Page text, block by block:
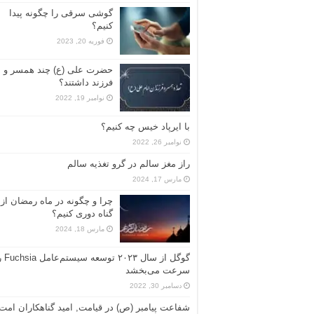
گوشی سرقی را چگونه پیدا
کنیم؟
فوریه 20, 2023
حضرت علی (ع) چند همسر و
فرزند داشتند؟
نوامبر 19, 2022
با ایرپاد خیس چه کنیم؟
نوامبر 26, 2022
راز مغز سالم در گرو تغذیه سالم
مارس 17, 2024
چرا و چگونه در ماه رمضان از
گناه دوری کنیم؟
مارس 18, 2024
گوگل از سال ۲۰۲۳ توسعه سیستم‌عامل Fuchsia را
سرعت می‌بخشد
دسامبر 30, 2022
شفاعت پیامبر (ص) در قیامت, امید گناهکاران